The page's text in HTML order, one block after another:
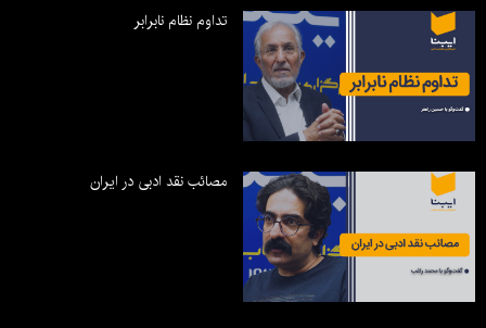
تداوم نظام نابرابر
مصائب نقد ادبی در ایران